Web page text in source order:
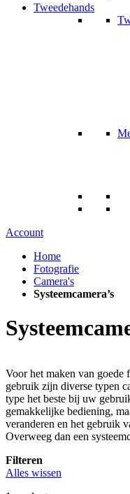
Tweedehands
Account
Home
Fotografie
Camera's
Systeemcamera’s
Voor het maken van goede
gebruik zijn diverse typen
type het beste bij uw
gemakkelijke bediening,
veranderen en het gebruik
Overweeg dan een
Filteren
Alles wissen